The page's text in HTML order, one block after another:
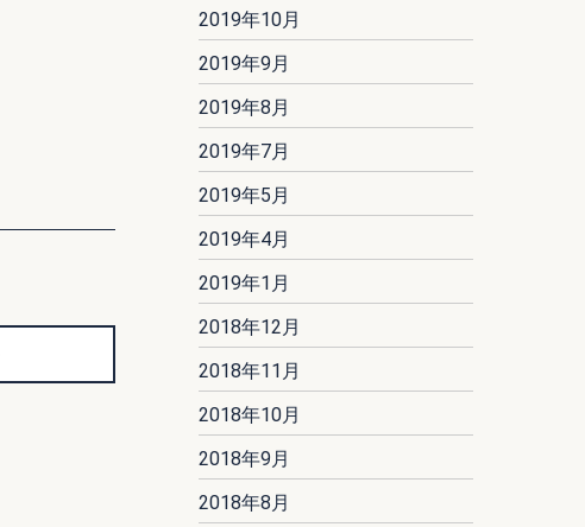
2019年10月
2019年9月
2019年8月
2019年7月
2019年5月
2019年4月
2019年1月
2018年12月
2018年11月
2018年10月
2018年9月
2018年8月